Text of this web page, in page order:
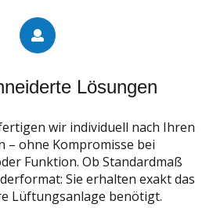
Lösungen
wir individuell nach Ihren
– ohne Kompromisse bei
Funktion. Ob Standardmaß
Sie erhalten exakt das
Lüftungsanlage benötigt.